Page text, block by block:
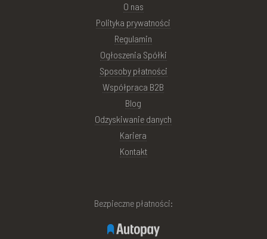
O nas
Polityka prywatności
Regulamin
Ogłoszenia Spółki
Sposoby płatności
Współpraca B2B
Blog
Odzyskiwanie danych
Kariera
Kontakt
Bezpieczne płatności: